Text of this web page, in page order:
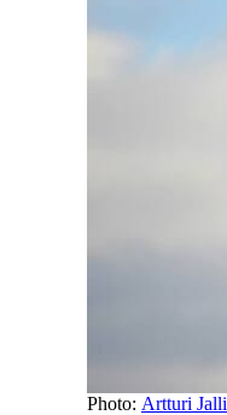
Photo: Artturi